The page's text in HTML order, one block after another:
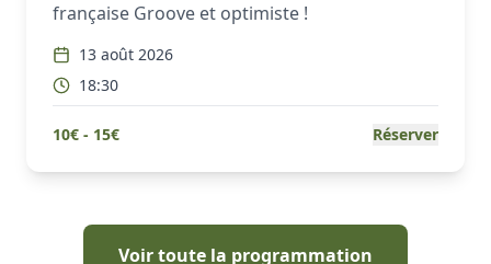
française Groove et optimiste !
13 août 2026
18:30
10€ - 15€ Réserver
Voir toute la programmation